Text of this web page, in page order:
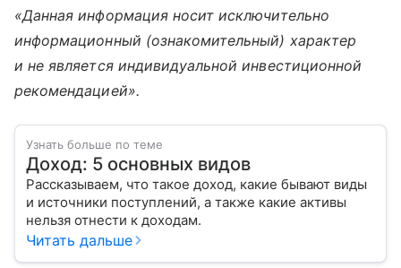
«Данная информация носит исключительно
информационный (ознакомительный) характер
и не является индивидуальной инвестиционной
рекомендацией».
Узнать больше по теме
Доход: 5 основных видов
Рассказываем, что такое доход, какие бывают виды
и источники поступлений, а также какие активы
нельзя отнести к доходам.
Читать дальше